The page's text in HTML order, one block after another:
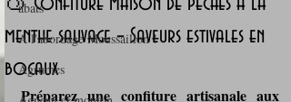
abats
A l'abordage Moussaillon !
Agrumes
menthe sauvage – Saveurs estivales en
bocaux
Préparez une confiture artisanale aux